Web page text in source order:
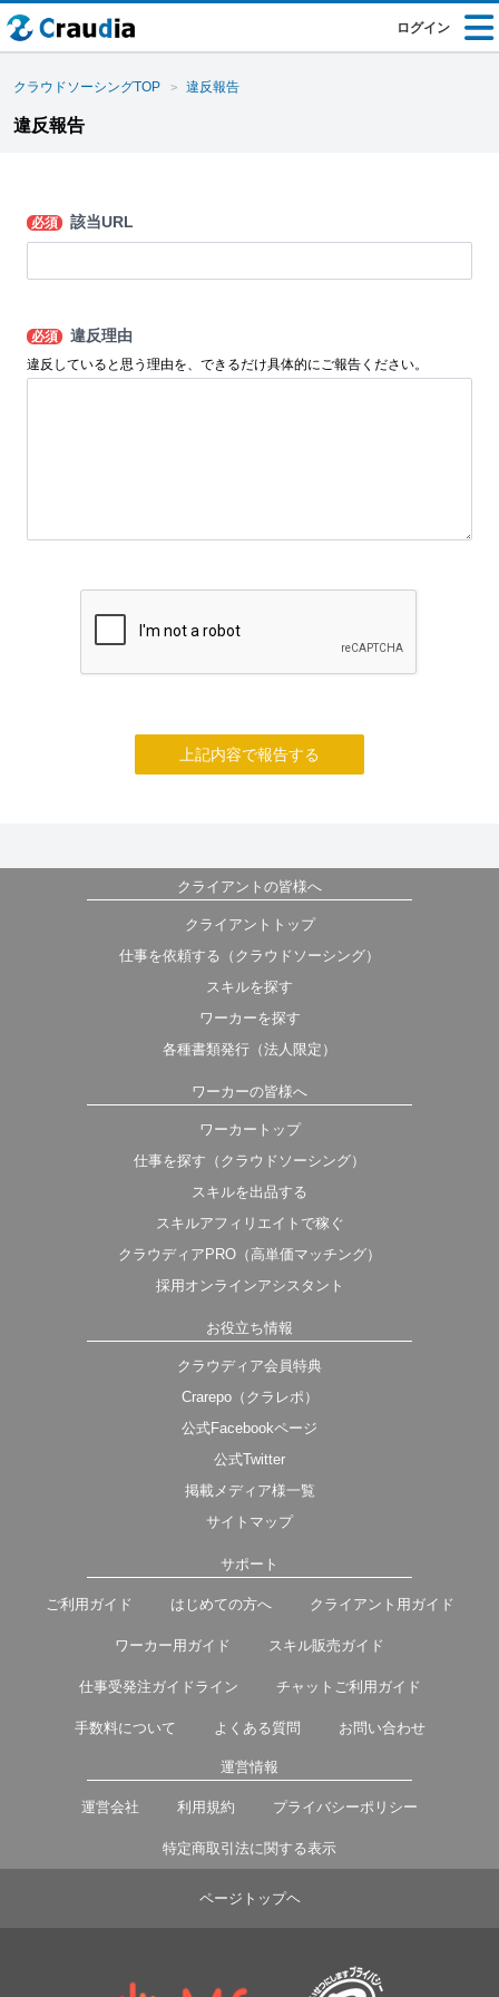
ログイン
クラウドソーシングTOP 違反報告
違反報告
必須 該当URL
必須 違反理由
違反していると思う理由を、できるだけ具体的にご報告ください。
上記内容で報告する
クライアントの皆様へ
クライアントトップ
仕事を依頼する（クラウドソーシング）
スキルを探す
ワーカーを探す
各種書類発行（法人限定）
ワーカーの皆様へ
ワーカートップ
仕事を探す（クラウドソーシング）
スキルを出品する
スキルアフィリエイトで稼ぐ
クラウディアPRO（高単価マッチング）
採用オンラインアシスタント
お役立ち情報
クラウディア会員特典
Crarepo（クラレポ）
公式Facebookページ
公式Twitter
掲載メディア様一覧
サイトマップ
サポート
ご利用ガイド はじめての方へ クライアント用ガイド
ワーカー用ガイド スキル販売ガイド
仕事受発注ガイドライン チャットご利用ガイド
手数料について よくある質問 お問い合わせ
運営情報
運営会社 利用規約 プライバシーポリシー
特定商取引法に関する表示
ページトップヘ